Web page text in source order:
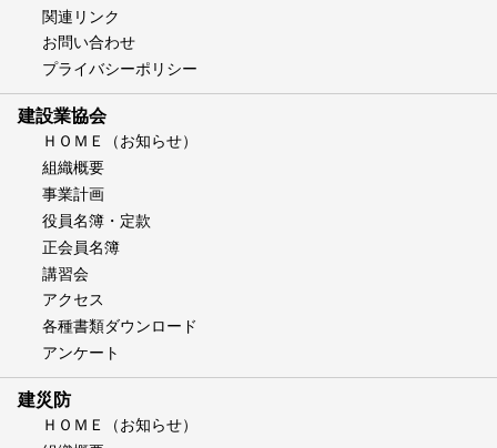
関連リンク
お問い合わせ
プライバシーポリシー
建設業協会
ＨＯＭＥ（お知らせ）
組織概要
事業計画
役員名簿・定款
正会員名簿
講習会
アクセス
各種書類ダウンロード
アンケート
建災防
ＨＯＭＥ（お知らせ）